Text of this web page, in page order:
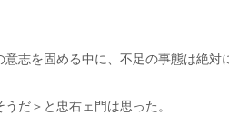
志を固める中に、不足の事態は絶対
だ＞と忠右ェ門は思った。